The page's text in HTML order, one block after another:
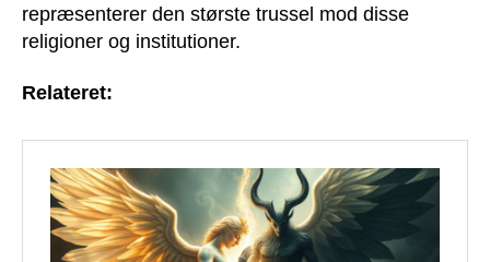
repræsenterer den største trussel mod disse
religioner og institutioner.
Relateret: